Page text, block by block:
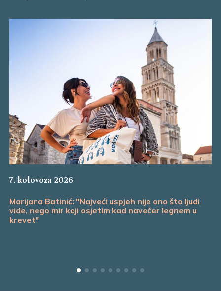
7. kolovoza 2026.
Marijana Batinić: "Najveći uspjeh nije ono što ljudi
vide, nego mir koji osjetim kad navečer legnem u
krevet"